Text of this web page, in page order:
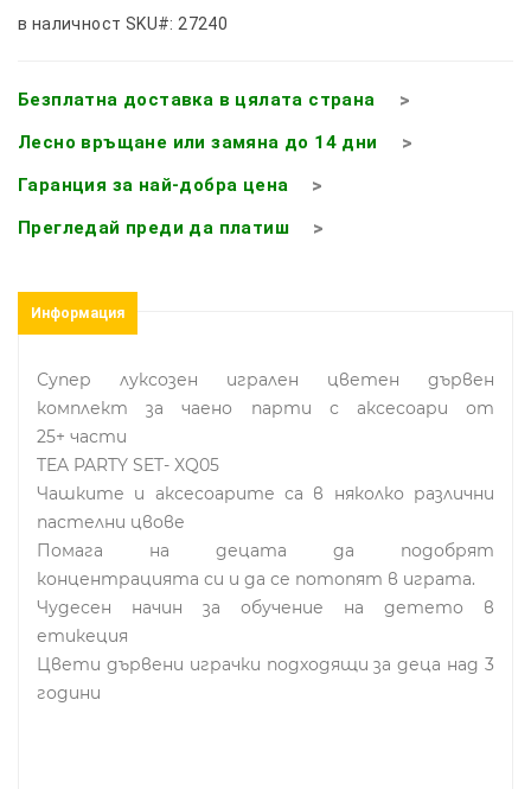
в наличност SKU#: 27240
Безплатна доставка в цялата страна
Лесно връщане или замяна до 14 дни
Гаранция за най-добра цена
Прегледай преди да платиш
Информация
Супер луксозен игрален цветен дървен
комплект за чаено парти с аксесоари от
25+ части
TEA PARTY SET- XQ05
Чашките и аксесоарите са в няколко различни
пастелни цвове
Помага на децата да подобрят
концентрацията си и да се потопят в играта.
Чудесен начин за обучение на детето в
етикеция
Цвети дървени играчки подходящи за деца над 3
години